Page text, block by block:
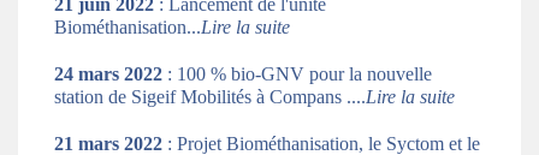
21 juin 2022 : Lancement de l'unité
Biométhanisation...Lire la suite
24 mars 2022 : 100 % bio-GNV pour la nouvelle
station de Sigeif Mobilités à Compans ....Lire la suite
21 mars 2022 : Projet Biométhanisation, le Syctom et le